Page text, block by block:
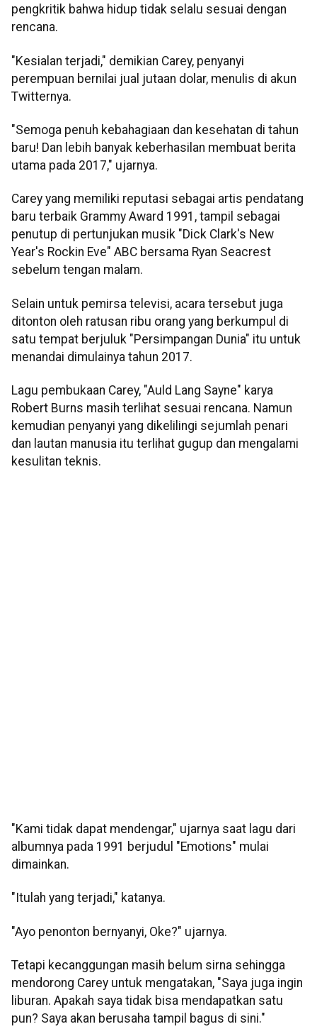
pengkritik bahwa hidup tidak selalu sesuai dengan
rencana.
"Kesialan terjadi," demikian Carey, penyanyi
perempuan bernilai jual jutaan dolar, menulis di akun
Twitternya.
"Semoga penuh kebahagiaan dan kesehatan di tahun
baru! Dan lebih banyak keberhasilan membuat berita
utama pada 2017," ujarnya.
Carey yang memiliki reputasi sebagai artis pendatang
baru terbaik Grammy Award 1991, tampil sebagai
penutup di pertunjukan musik "Dick Clark's New
Year's Rockin Eve" ABC bersama Ryan Seacrest
sebelum tengan malam.
Selain untuk pemirsa televisi, acara tersebut juga
ditonton oleh ratusan ribu orang yang berkumpul di
satu tempat berjuluk "Persimpangan Dunia" itu untuk
menandai dimulainya tahun 2017.
Lagu pembukaan Carey, "Auld Lang Sayne" karya
Robert Burns masih terlihat sesuai rencana. Namun
kemudian penyanyi yang dikelilingi sejumlah penari
dan lautan manusia itu terlihat gugup dan mengalami
kesulitan teknis.
"Kami tidak dapat mendengar," ujarnya saat lagu dari
albumnya pada 1991 berjudul "Emotions" mulai
dimainkan.
"Itulah yang terjadi," katanya.
"Ayo penonton bernyanyi, Oke?" ujarnya.
Tetapi kecanggungan masih belum sirna sehingga
mendorong Carey untuk mengatakan, "Saya juga ingin
liburan. Apakah saya tidak bisa mendapatkan satu
pun? Saya akan berusaha tampil bagus di sini."